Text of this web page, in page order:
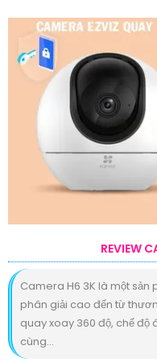
REVIEW
Camera H6 3K là một
phân giải cao đến từ
quay xoay 360 độ, chế
cùng...